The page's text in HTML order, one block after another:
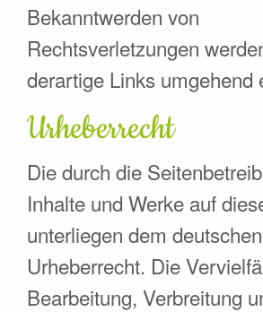
Bekanntwerden von
Rechtsverletzungen
derartige Links umgehend
Urheberrecht
Die durch die
Inhalte und Werke auf
unterliegen dem deutschen
Urheberrecht. Die
Bearbeitung, Verbreitung